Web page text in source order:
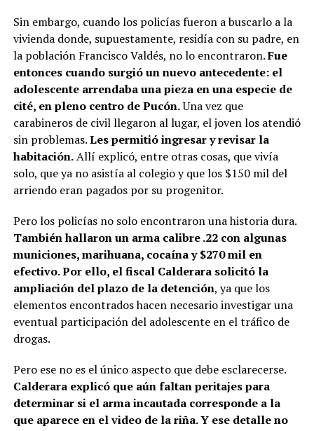
Sin embargo, cuando los policías fueron a buscarlo a la
vivienda donde, supuestamente, residía con su padre, en
la población Francisco Valdés, no lo encontraron.Fue
entonces cuando surgió un nuevo antecedente: el
adolescente arrendaba una pieza en una especie de
cité, en pleno centro de Pucón.Una vez que
carabineros de civil llegaron al lugar, el joven los atendió
sin problemas.Les permitió ingresar y revisar la
habitación.Allí explicó, entre otras cosas, que vivía
solo, que ya no asistía al colegio y que los $150 mil del
arriendo eran pagados por su progenitor.
Pero los policías no solo encontraron una historia dura.
También hallaron un arma calibre .22 con algunas
municiones, marihuana, cocaína y $270 mil en
efectivo. Por ello, el fiscal Calderara solicitó la
ampliación del plazo de la detención, ya que los
elementos encontrados hacen necesario investigar una
eventual participación del adolescente en el tráfico de
drogas.
Pero ese no es el único aspecto que debe esclarecerse.
Calderara explicó que aún faltan peritajes para
determinar si el arma incautada corresponde a la
que aparece en el video de la riña. Y ese detalle no